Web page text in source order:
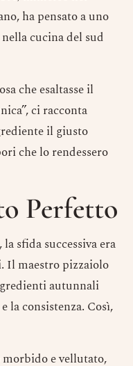
ha pensato a uno
cucina del sud
che esaltasse il
ci racconta
il giusto
che lo rendessero
Perfetto
sfida successiva era
Il maestro pizzaiolo
autunnali
la consistenza. Così,
e vellutato,